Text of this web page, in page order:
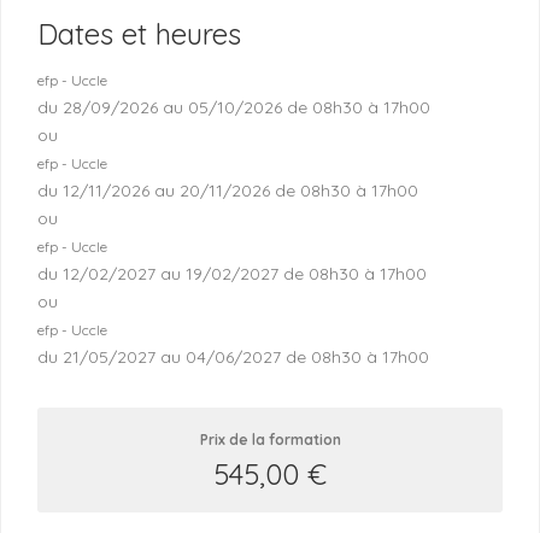
Dates et heures
efp - Uccle
du 28/09/2026 au 05/10/2026 de 08h30 à 17h00
ou
efp - Uccle
du 12/11/2026 au 20/11/2026 de 08h30 à 17h00
ou
efp - Uccle
du 12/02/2027 au 19/02/2027 de 08h30 à 17h00
ou
efp - Uccle
du 21/05/2027 au 04/06/2027 de 08h30 à 17h00
Prix de la formation
545,00 €